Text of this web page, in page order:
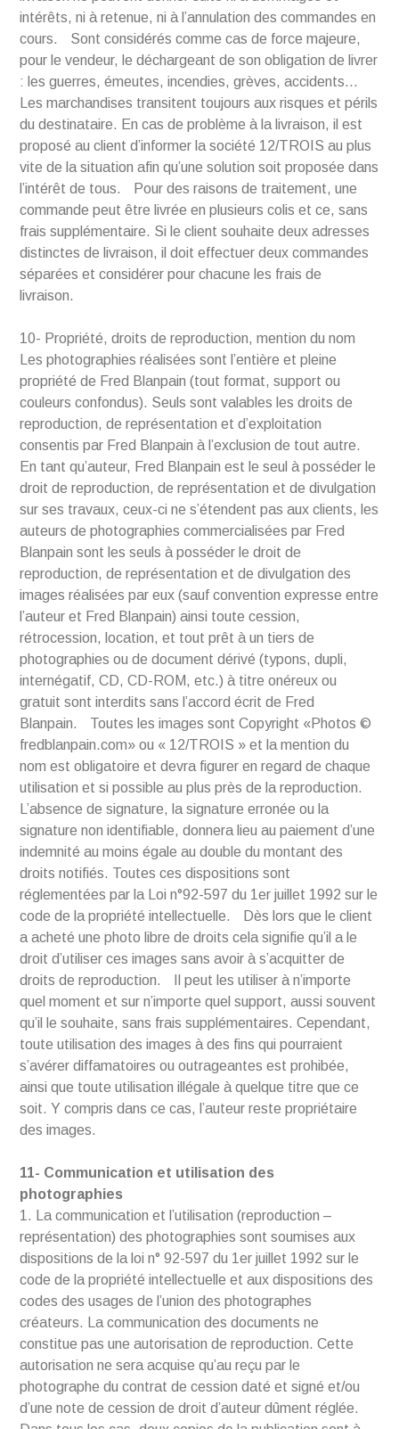
intérêts, ni à retenue, ni à l’annulation des commandes en
cours. Sont considérés comme cas de force majeure,
pour le vendeur, le déchargeant de son obligation de livrer
: les guerres, émeutes, incendies, grèves, accidents…
Les marchandises transitent toujours aux risques et périls
du destinataire. En cas de problème à la livraison, il est
proposé au client d’informer la société 12/TROIS au plus
vite de la situation afin qu’une solution soit proposée dans
l’intérêt de tous. Pour des raisons de traitement, une
commande peut être livrée en plusieurs colis et ce, sans
frais supplémentaire. Si le client souhaite deux adresses
distinctes de livraison, il doit effectuer deux commandes
séparées et considérer pour chacune les frais de
livraison.
10- Propriété, droits de reproduction, mention du nom
Les photographies réalisées sont l’entière et pleine
propriété de Fred Blanpain (tout format, support ou
couleurs confondus). Seuls sont valables les droits de
reproduction, de représentation et d’exploitation
consentis par Fred Blanpain à l’exclusion de tout autre.
En tant qu’auteur, Fred Blanpain est le seul à posséder le
droit de reproduction, de représentation et de divulgation
sur ses travaux, ceux-ci ne s’étendent pas aux clients, les
auteurs de photographies commercialisées par Fred
Blanpain sont les seuls à posséder le droit de
reproduction, de représentation et de divulgation des
images réalisées par eux (sauf convention expresse entre
l’auteur et Fred Blanpain) ainsi toute cession,
rétrocession, location, et tout prêt à un tiers de
photographies ou de document dérivé (typons, dupli,
internégatif, CD, CD-ROM, etc.) à titre onéreux ou
gratuit sont interdits sans l’accord écrit de Fred
Blanpain. Toutes les images sont Copyright «Photos ©
fredblanpain.com» ou « 12/TROIS » et la mention du
nom est obligatoire et devra figurer en regard de chaque
utilisation et si possible au plus près de la reproduction.
L’absence de signature, la signature erronée ou la
signature non identifiable, donnera lieu au paiement d’une
indemnité au moins égale au double du montant des
droits notifiés. Toutes ces dispositions sont
réglementées par la Loi n°92-597 du 1er juillet 1992 sur le
code de la propriété intellectuelle. Dès lors que le client
a acheté une photo libre de droits cela signifie qu’il a le
droit d’utiliser ces images sans avoir à s’acquitter de
droits de reproduction. Il peut les utiliser à n’importe
quel moment et sur n’importe quel support, aussi souvent
qu’il le souhaite, sans frais supplémentaires. Cependant,
toute utilisation des images à des fins qui pourraient
s’avérer diffamatoires ou outrageantes est prohibée,
ainsi que toute utilisation illégale à quelque titre que ce
soit. Y compris dans ce cas, l’auteur reste propriétaire
des images.
11- Communication et utilisation des
photographies
1. La communication et l’utilisation (reproduction –
représentation) des photographies sont soumises aux
dispositions de la loi n° 92-597 du 1er juillet 1992 sur le
code de la propriété intellectuelle et aux dispositions des
codes des usages de l’union des photographes
créateurs. La communication des documents ne
constitue pas une autorisation de reproduction. Cette
autorisation ne sera acquise qu’au reçu par le
photographe du contrat de cession daté et signé et/ou
d’une note de cession de droit d’auteur dûment réglée.